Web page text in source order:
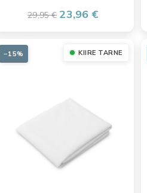
29,95 € 23,96 €
KIIRE TARNE
−15%